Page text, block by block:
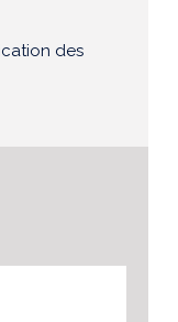
des